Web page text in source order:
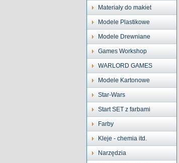
Materiały do makiet
Modele Plastikowe
Modele Drewniane
Games Workshop
WARLORD GAMES
Modele Kartonowe
Star-Wars
Start SET z farbami
Farby
Kleje - chemia itd.
Narzędzia